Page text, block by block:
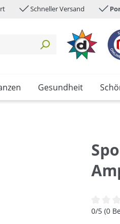
Schneller Versand
Gesundheit
0/5 (0